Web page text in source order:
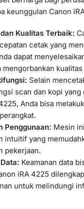
keunggulan Canon
Kualitas Terbaik:
cetak yang
dapat
mengorbankan kualitas
Selain
scan dan kopi yang
Anda bisa
Penggunaan: Mesin
intuitif yang
pekerjaan.
Keamanan data
iRA 4225
untuk melindungi